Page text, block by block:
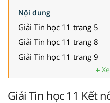
Nội dung
Giải Tin học 11 trang 5
Giải Tin học 11 trang 8
Giải Tin học 11 trang 9
Giải Tin học 11 Kết